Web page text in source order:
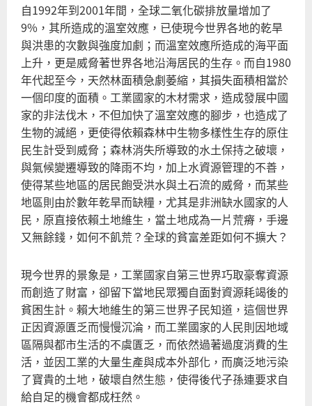
自1992年到2001年間，全球二氧化碳排放量增加了
9%，其所造成的溫室效應，已使現今世界各地的乾旱
與洪患的次數與強度加劇；而溫室效應所造成的海平面
上升，更是威脅著世界各地沿海居民的生存。而自1980
年代起至今，天然林面積急劇萎縮，其損失面積相當於
一個印度的面積。工業國家的木材需求，造成發展中國
家的非法伐木，不但加快了溫室效應的腳步，也造成了
生物的滅絕，更使得依賴森林中生物多樣性生存的原住
民生計受到威脅；森林消失所導致的水土保持之破壞，
與氣候變遷導致的降雨不均，加上水資源管理的不善，
使得某些地區的居民飽受洪水與土石流的威脅，而某些
地區則由於數年乾旱而缺糧，尤其是非洲缺水國家的人
民，原直接依賴土地維生，當土地成為一片荒瘠，手邊
又無餘錢，如何不飢荒？全球的貧富差距如何不擴大？
現今世界的景象是，工業國家自第三世界巧取豪奪資源
而創造了財富，卻留下當地民眾獨自面對資源耗竭後的
貧困生計。賴大地維生的第三世界子民知道，這個世界
正因資源匱乏而慢慢沉淪，而工業國家的人民則因地域
區隔與都市生活的不虞匱乏，而依然過著過度消費的生
活，並因工業的大量生產與成本外部化，而廣泛地污染
了寶貴的土地，破壞自然生態，使得後代子孫連要求自
給自足的機會都成枉然。